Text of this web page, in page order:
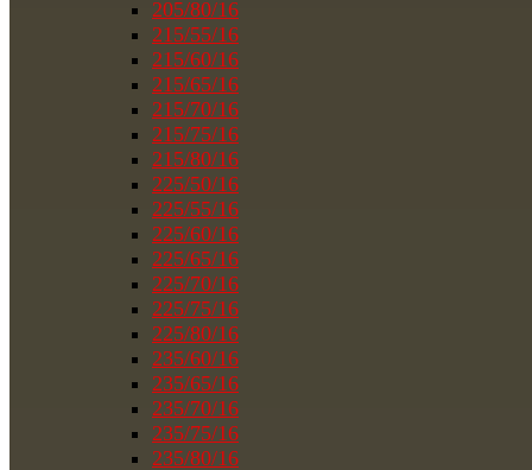
205/80/16
215/55/16
215/60/16
215/65/16
215/70/16
215/75/16
215/80/16
225/50/16
225/55/16
225/60/16
225/65/16
225/70/16
225/75/16
225/80/16
235/60/16
235/65/16
235/70/16
235/75/16
235/80/16